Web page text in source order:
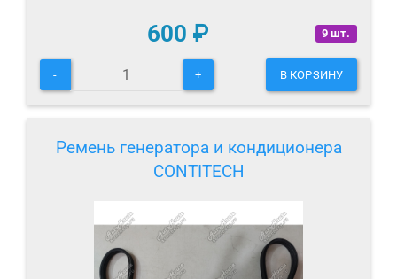
9 шт.
600 ₽
- + В КОРЗИНУ
Ремень генератора и кондиционера
CONTITECH